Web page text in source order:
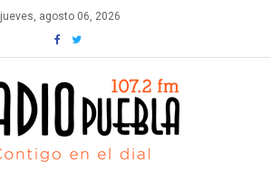
jueves, agosto 06, 2026